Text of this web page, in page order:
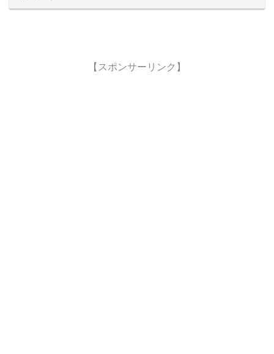
【スポンサーリンク】